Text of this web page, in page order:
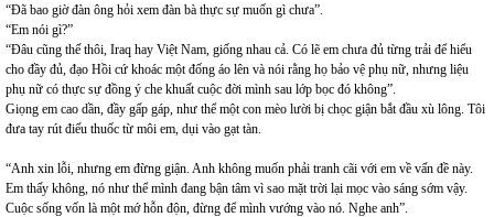
“Đã bao giờ đàn ông hỏi xem đàn bà thực sự muốn gì chưa”.
“Em nói gì?”
“Đâu cũng thế thôi, Iraq hay Việt Nam, giống nhau cả. Có lẽ em chưa đủ từng trải để hiểu
cho đầy đủ, đạo Hồi cứ khoác một đống áo lên và nói rằng họ bảo vệ phụ nữ, nhưng liệu
phụ nữ có thực sự đồng ý che khuất cuộc đời mình sau lớp bọc đó không”.
Giọng em cao dần, đầy gấp gáp, như thể một con mèo lười bị chọc giận bắt đầu xù lông. Tôi
đưa tay rút điếu thuốc từ môi em, dụi vào gạt tàn.
“Anh xin lỗi, nhưng em đừng giận. Anh không muốn phải tranh cãi với em về vấn đề này.
Em thấy không, nó như thể mình đang bận tâm vì sao mặt trời lại mọc vào sáng sớm vậy.
Cuộc sống vốn là một mớ hỗn độn, đừng để mình vướng vào nó. Nghe anh”.